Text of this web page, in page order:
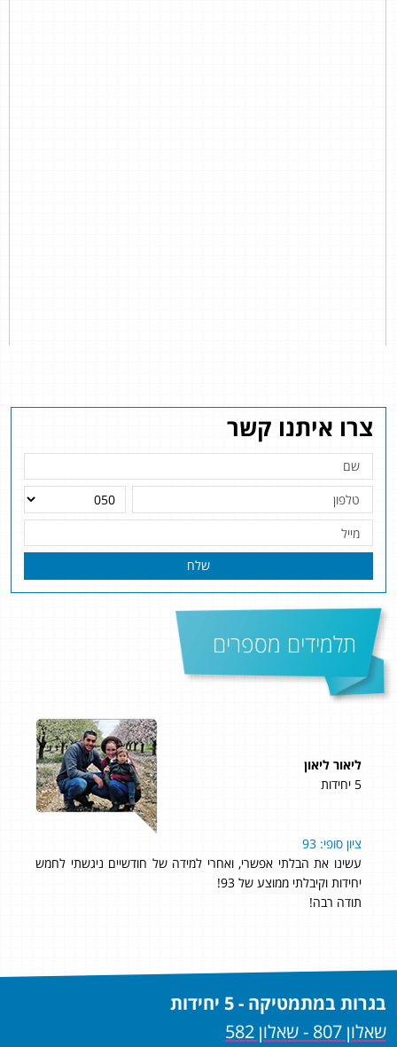
צרו איתנו קשר
שלח
תלמידים מספרים
ליאור ליאון
5 יחידות
ציון סופי: 93
עשינו את הבלתי אפשרי, ואחרי למידה של חודשיים ניגשתי לחמש
יחידות וקיבלתי ממוצע של 93!
תודה רבה!
בגרות במתמטיקה - 5 יחידות
שאלון 807 - שאלון 582